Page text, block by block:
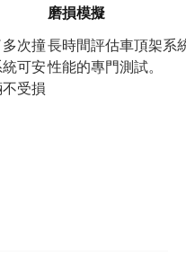
次撞
可安
受損
磨損模擬
長時間評估車頂架系
性能的專門測試。